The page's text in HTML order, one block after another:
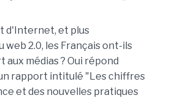
d'Internet, et plus
2.0, les Français ont-ils
médias ? Oui répond
rapport intitulé "Les chiffres
et des nouvelles pratiques